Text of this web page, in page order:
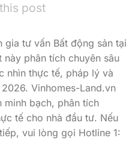
post
tư vấn Bất động sản tại
phân tích chuyên sâu
nhìn thực tế, pháp lý và
Vinhomes-Land.vn
minh bạch, phân tích
tế cho nhà đầu tư. Nếu
vui lòng gọi Hotline 1: